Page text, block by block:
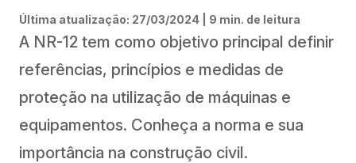
Última atualização: 27/03/2024 | 9 min. de leitura
A NR-12 tem como objetivo principal definir
referências, princípios e medidas de
proteção na utilização de máquinas e
equipamentos. Conheça a norma e sua
importância na construção civil.